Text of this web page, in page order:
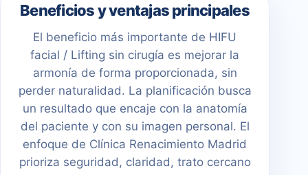
Beneficios y ventajas principales
El beneficio más importante de HIFU
facial / Lifting sin cirugía es mejorar la
armonía de forma proporcionada, sin
perder naturalidad. La planificación busca
un resultado que encaje con la anatomía
del paciente y con su imagen personal. El
enfoque de Clínica Renacimiento Madrid
prioriza seguridad, claridad, trato cercano